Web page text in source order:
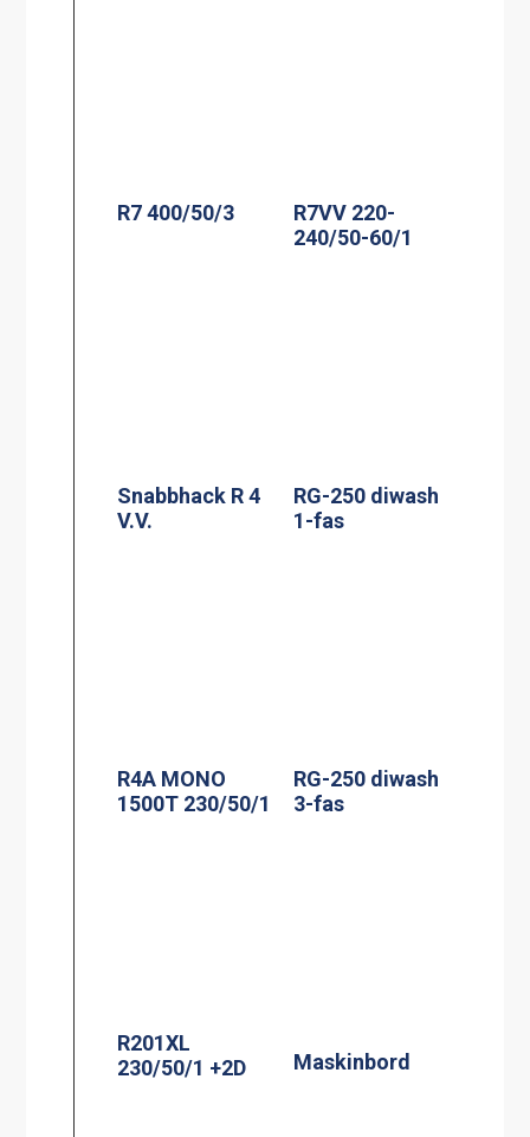
R7 400/50/3
R7VV 220-
240/50-60/1
Snabbhack R 4
V.V.
RG-250 diwash
1-fas
R4A MONO
1500T 230/50/1
RG-250 diwash
3-fas
R201XL
230/50/1 +2D
Maskinbord